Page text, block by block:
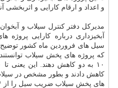
و اعداد و ارقام كارایی و اثربخشی
مدیركل دفتر كنترل سیلاب و
آبخیزداری درباره كارایی پروژه
سیل های فروردین ماه كشور توضیح
كه پروژه های پخش سیلاب
كاهش دادند و بطور مشخص در
های پخش سیلاب ضریب سیل را از ۱۰.۱۴ به ۲.۶۷ كاهش دادند.